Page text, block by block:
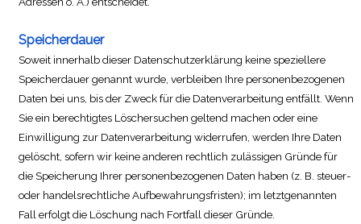
Speicherdauer
Soweit innerhalb dieser Datenschutzerklärung keine speziellere
Speicherdauer genannt wurde, verbleiben Ihre personenbezogenen
Daten bei uns, bis der Zweck für die Datenverarbeitung entfällt. Wenn
Sie ein berechtigtes Löschersuchen geltend machen oder eine
Einwilligung zur Datenverarbeitung widerrufen, werden Ihre Daten
gelöscht, sofern wir keine anderen rechtlich zulässigen Gründe für
die Speicherung Ihrer personenbezogenen Daten haben (z. B. steuer-
oder handelsrechtliche Aufbewahrungsfristen); im letztgenannten
Fall erfolgt die Löschung nach Fortfall dieser Gründe.